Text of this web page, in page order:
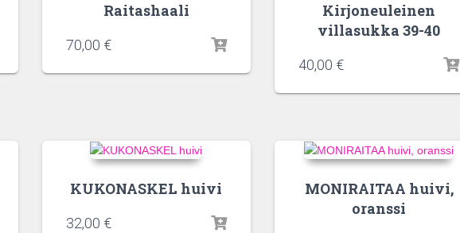
Raitashaali
70,00 €
Kirjoneuleinen
villasukka 39-40
40,00 €
KUKONASKEL huivi
32,00 €
MONIRAITAA huivi,
oranssi